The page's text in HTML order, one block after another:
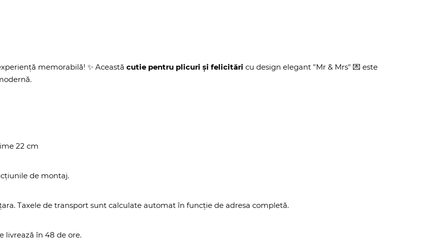
memorabilă! ✨ Această cutie pentru plicuri și felicitări cu design elegant "Mr & Mrs" 💌 este
22 cm
de montaj.
Taxele de transport sunt calculate automat în funcție de adresa completă.
livrează în 48 de ore.